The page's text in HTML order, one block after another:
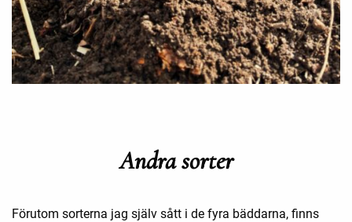
Andra sorter
Förutom sorterna jag själv sått i de fyra bäddarna, finns